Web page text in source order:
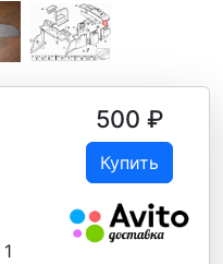
1
500 ₽
Купить